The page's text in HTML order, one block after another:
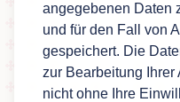
angegebenen Daten
und für den Fall von
gespeichert. Die
zur Bearbeitung Ihrer
nicht ohne Ihre